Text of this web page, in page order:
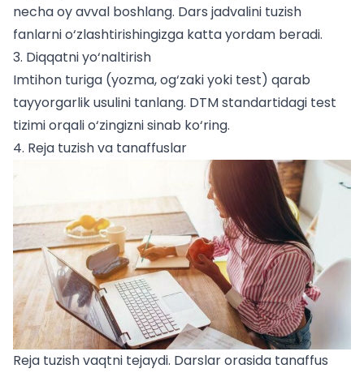
necha oy avval boshlang. Dars jadvalini tuzish
fanlarni o‘zlashtirishingizga katta yordam beradi.
3. Diqqatni yo‘naltirish
Imtihon turiga (yozma, og‘zaki yoki test) qarab
tayyorgarlik usulini tanlang. DTM standartidagi test
tizimiorqali o‘zingizni sinab ko‘ring.
4. Reja tuzish va tanaffuslar
Reja tuzish vaqtni tejaydi. Darslar orasida tanaffus